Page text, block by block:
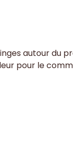
autour du
pour le